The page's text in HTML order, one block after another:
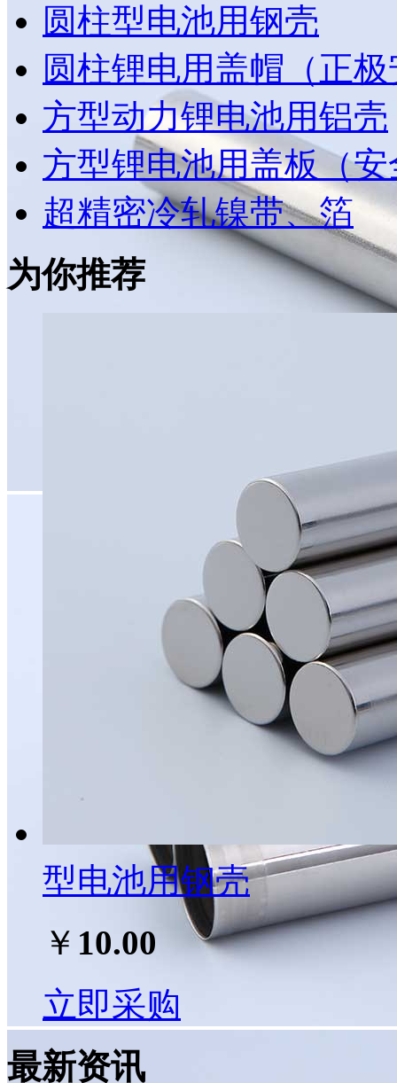
圆柱型电池用钢壳
圆柱锂电用盖帽（正
方型动力锂电池用铝壳
方型锂电池用盖板（
超精密冷轧镍带、箔
为你推荐
型电池用钢壳
￥ 10.00
立即采购
最新资讯